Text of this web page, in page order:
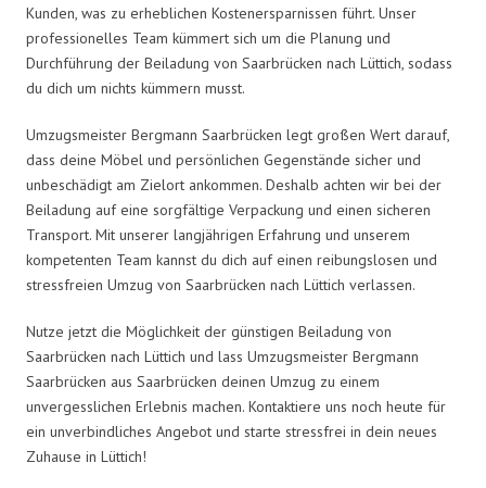
Kunden, was zu erheblichen Kostenersparnissen führt. Unser
professionelles Team kümmert sich um die Planung und
Durchführung der Beiladung von Saarbrücken nach Lüttich, sodass
du dich um nichts kümmern musst.
Umzugsmeister Bergmann Saarbrücken legt großen Wert darauf,
dass deine Möbel und persönlichen Gegenstände sicher und
unbeschädigt am Zielort ankommen. Deshalb achten wir bei der
Beiladung auf eine sorgfältige Verpackung und einen sicheren
Transport. Mit unserer langjährigen Erfahrung und unserem
kompetenten Team kannst du dich auf einen reibungslosen und
stressfreien Umzug von Saarbrücken nach Lüttich verlassen.
Nutze jetzt die Möglichkeit der günstigen Beiladung von
Saarbrücken nach Lüttich und lass Umzugsmeister Bergmann
Saarbrücken aus Saarbrücken deinen Umzug zu einem
unvergesslichen Erlebnis machen. Kontaktiere uns noch heute für
ein unverbindliches Angebot und starte stressfrei in dein neues
Zuhause in Lüttich!